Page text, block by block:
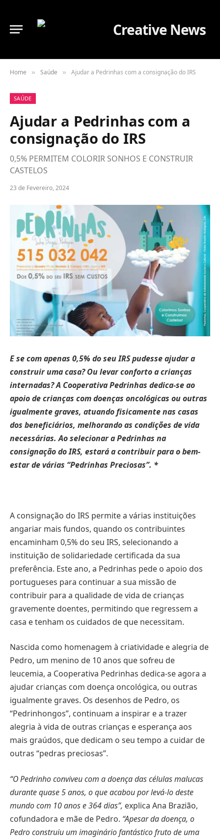
Home » Saúde » Ajudar a Pedrinhas com a consignação do IRS
SAÚDE
Ajudar a Pedrinhas com a
consignação do IRS
0,5% PERMITEM COLORIR SONHOS E CONSTRUIR
CASTELOS
23 de Fevereiro, 2024
E se com apenas 0,5% do seu IRS pudesse ajudar a
construir uma casa? Ou levar conforto a crianças
internadas? A Cooperativa Pedrinhas dedica-se ao
apoio de crianças com doenças oncológicas ou outras
igualmente graves, atuando fisicamente nas casas
dos beneficiários, melhorando as condições de vida
necessárias. Ao selecionar a Pedrinhas na
consignação do IRS, estará a contribuir para o bem-
estar de várias “Pedrinhas Preciosas”. *
A consignação do IRS permite a várias instituições
angariar mais fundos, quando os contribuintes
encaminham 0,5% do seu IRS, selecionando a
instituição de solidariedade certificada da sua
preferência. Este ano, a Pedrinhas pede o apoio dos
portugueses para continuar a sua missão de
contribuir para a qualidade de vida de crianças
gravemente doentes, permitindo que regressem a
casa e tenham os cuidados de que necessitam.
Nascida como homenagem à criatividade e alegria de
Pedro, um menino de 10 anos que sofreu de
leucemia, a Cooperativa Pedrinhas dedica-se agora a
ajudar crianças com doença oncológica, ou outras
igualmente graves. Os desenhos de Pedro, os
“Pedrinhongos”, continuam a inspirar e a trazer
alegria à vida de outras crianças e esperança aos
mais graúdos, que dedicam o seu tempo a cuidar de
outras “pedras preciosas”.
“O Pedrinho conviveu com a doença das células malucas
durante quase 5 anos, o que acabou por levá-lo deste
mundo com 10 anos e 364 dias”, explica Ana Brazião,
cofundadora e mãe de Pedro. “Apesar da doença, o
Pedro construiu um imaginário fantástico fruto de uma